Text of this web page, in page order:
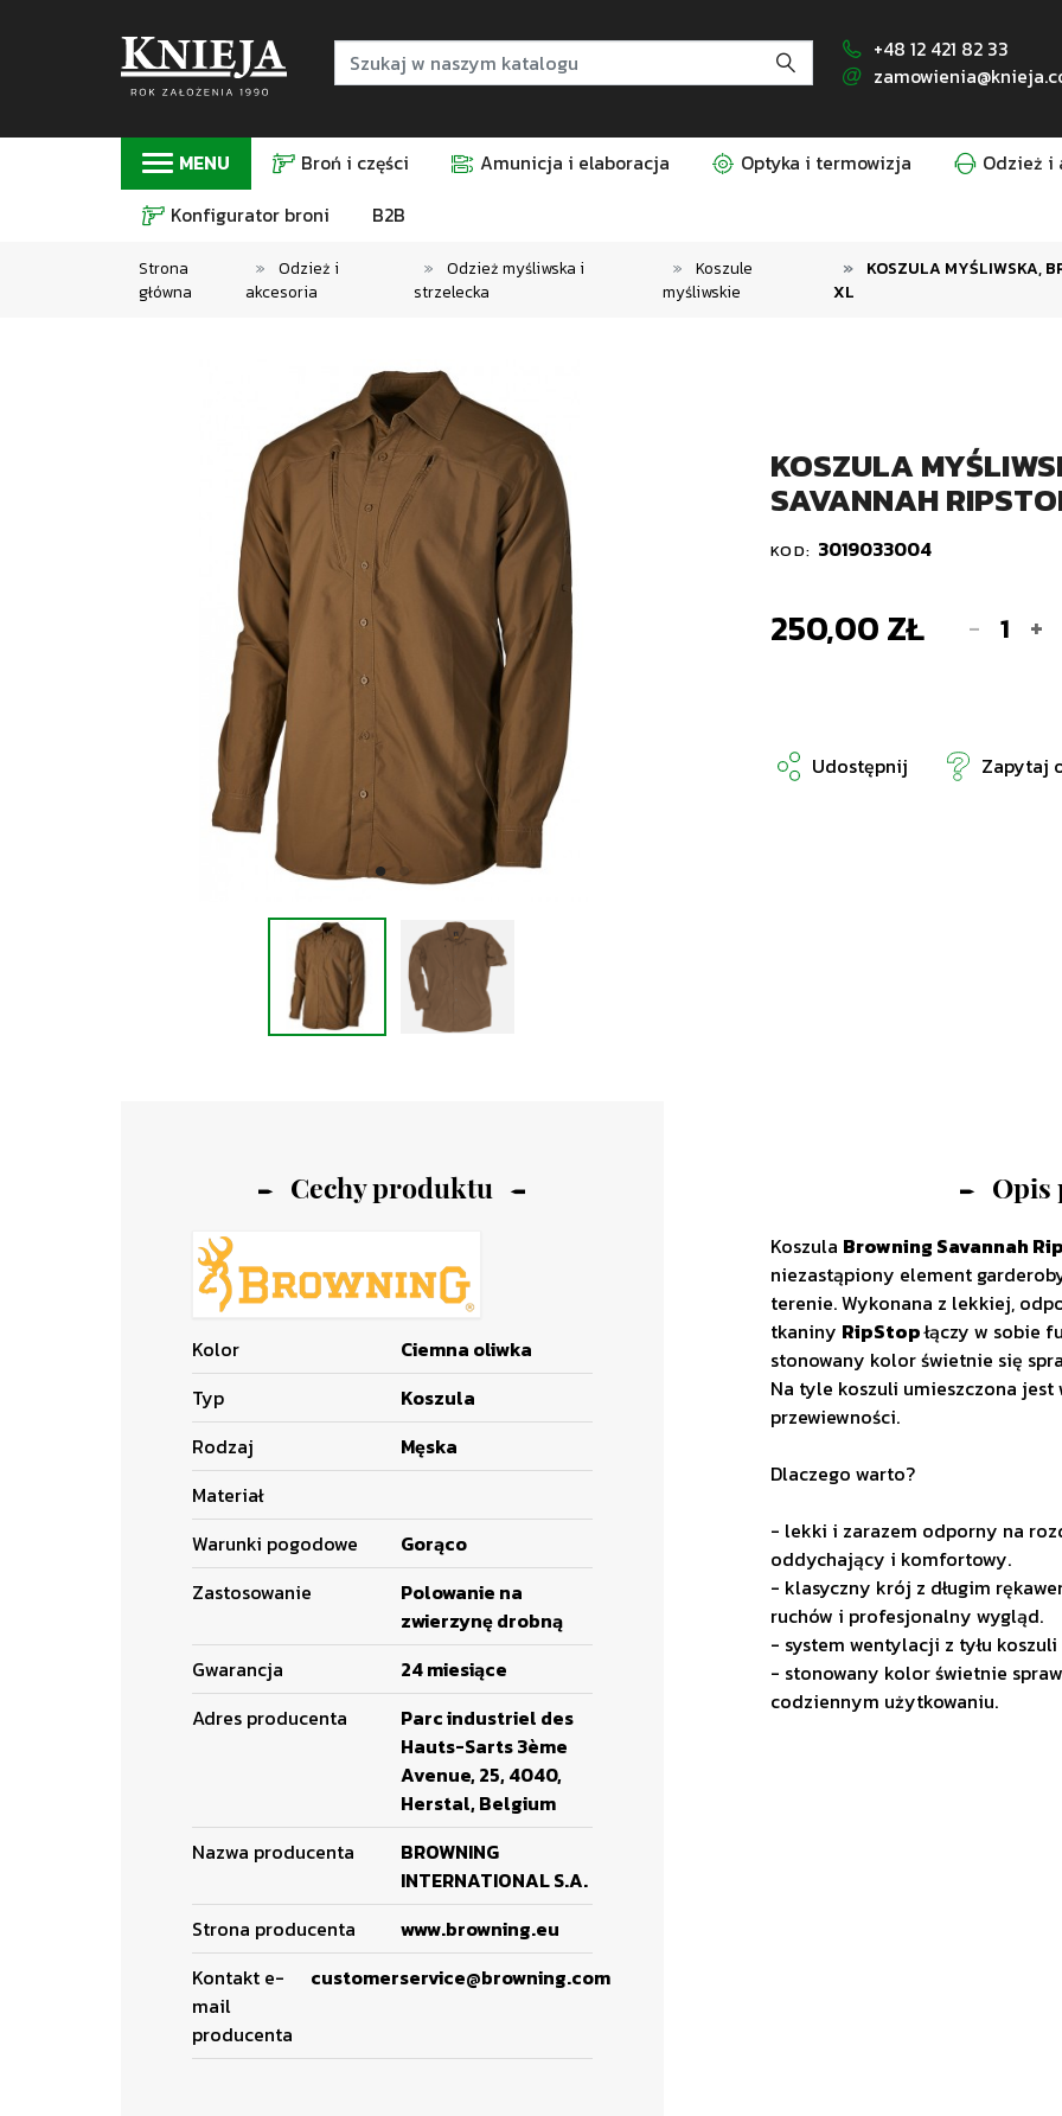
+48 12 421 82 33
MENU Broń i części Amunicja i elaboracja Optyka i termowizja
Odzież i
Konfigurator broni
B2B
Strona
główna
Odzież i
akcesoria
Odzież myśliwska i
strzelecka
Koszule
myśliwskie
KOSZULA MYŚLIWSKA,
XL
KOSZULA
SAVANNAH
KOD: 3019033004
250,00 ZŁ - +
Udostępnij Zapytaj
Cechy produktu
Kolor
Ciemna oliwka
Typ
Koszula
Rodzaj
Męska
Materiał
Warunki pogodowe
Gorąco
Zastosowanie
Polowanie na
zwierzynę drobną
Gwarancja
24 miesiące
Adres producenta
Parc industriel des
Hauts-Sarts 3ème
Avenue, 25, 4040,
Herstal, Belgium
Nazwa producenta
BROWNING
INTERNATIONAL S.A.
Strona producenta
www.browning.eu
Kontakt e-
mail
producenta
customerservice@browning.com
Opis
Koszula Browning Savannah
niezastąpiony element
terenie. Wykonana z lekkiej,
tkaniny RipStopłączy w sobie
stonowany kolor świetnie się
Na tyle koszuli umieszczona
przewiewności.
Dlaczego warto?
- lekki i zarazem odporny na
oddychający i komfortowy.
- klasyczny krój z długim
ruchów i profesjonalny wygląd.
- system wentylacji z tyłu
- stonowany kolor świetnie
codziennym użytkowaniu.